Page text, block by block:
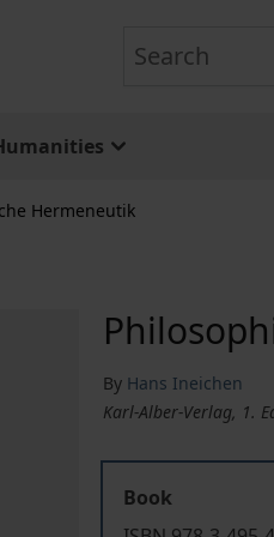
Hermeneutik
By Hans Ineichen
Karl-Alber-Verlag, 1.
Book